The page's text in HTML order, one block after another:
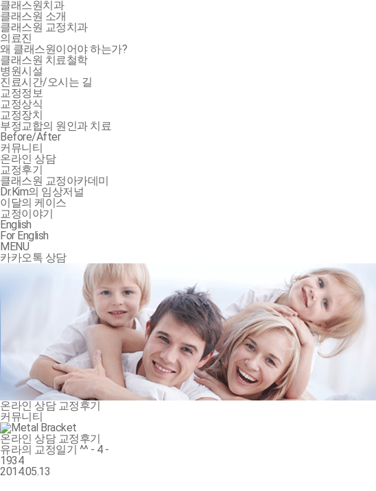
클래스원치과
클래스원 소개
클래스원 교정치과
의료진
왜 클래스원이어야 하는가?
클래스원 치료철학
병원시설
진료시간/오시는 길
교정정보
교정상식
교정장치
부정교합의 원인과 치료
Before/After
커뮤니티
온라인 상담
교정후기
클래스원 교정아카데미
Dr.Kim의 임상저널
이달의 케이스
교정이야기
English
For English
MENU
카카오톡 상담
온라인 상담 교정후기
커뮤니티
온라인 상담 교정후기
유라의 교정일기 ^^ - 4 -
1934
2014.05.13